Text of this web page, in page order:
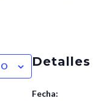
Detalles
Fecha: